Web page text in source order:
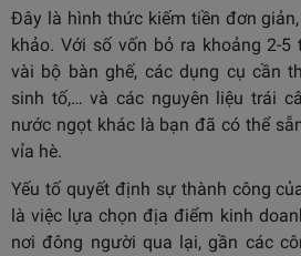
Đây là hình thức kiếm tiền đơn
khảo. Với số vốn bỏ ra khoảng 2-
vài bộ bàn ghế, các dụng cụ cần
sinh tố,… và các nguyên liệu trái
nước ngọt khác là bạn đã có thể
vỉa hè.
Yếu tố quyết định sự thành công
là việc lựa chọn địa điểm kinh
nơi đông người qua lại, gần các